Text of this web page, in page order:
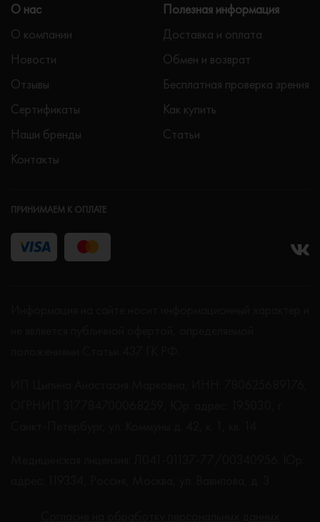
О нас
О компании
Новости
Отзывы
Сертификаты
Наши бренды
Контакты
Полезная информация
Доставка и оплата
Обмен и возврат
Бесплатная проверка зрения
Как купить
Статьи
ПРИНИМАЕМ К ОПЛАТЕ